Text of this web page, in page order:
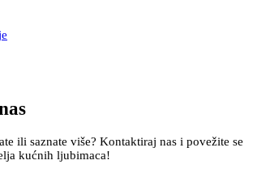
ili saznate više? Kontaktiraj nas i povežite se
kućnih ljubimaca!